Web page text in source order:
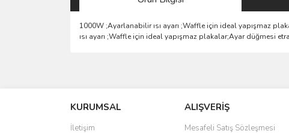
1000W ;Ayarlanabilir ısı ayarı ;Waffle için ideal yapışmaz
ısı ayarı ;Waffle için ideal yapışmaz plakalar;Ayar düğmesi
Ürün resmi kalitesiz, bozuk veya görüntülenemiyor.
Ürün açıklamasında eksik bilgiler bulunuyor.
KURUMSAL
İletişim
ALIŞVERİŞ
Mesafeli Satış Sözleşmesi